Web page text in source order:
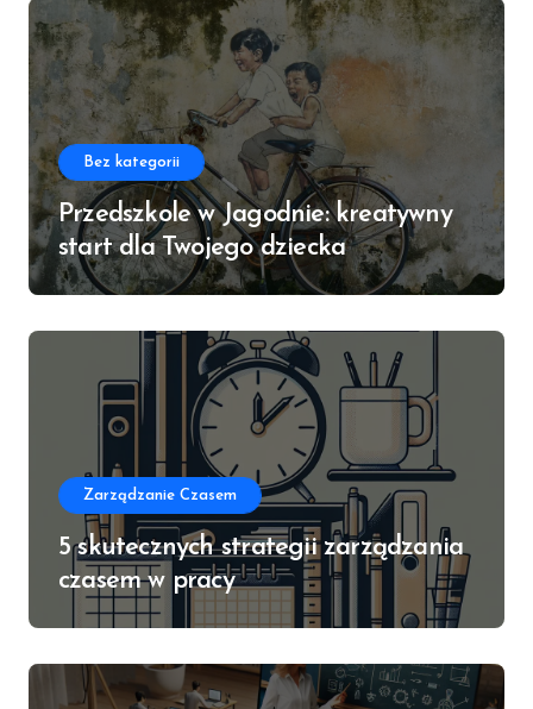
Bez kategorii
Przedszkole w Jagodnie: kreatywny
start dla Twojego dziecka
Zarządzanie Czasem
5 skutecznych strategii zarządzania
czasem w pracy